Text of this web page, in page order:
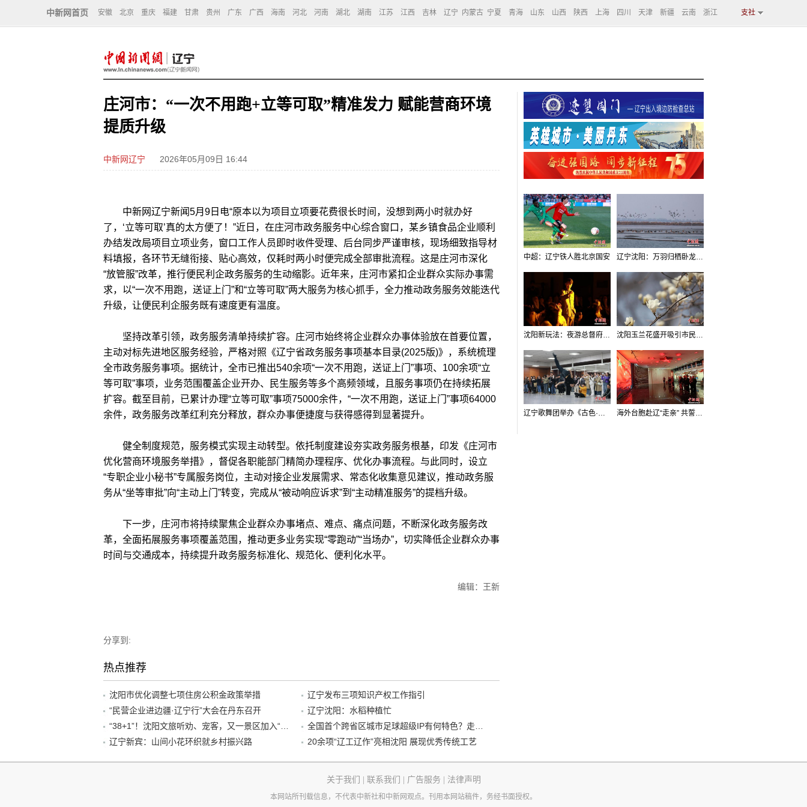
中新网首页 安徽 北京 重庆 福建 甘肃 贵州 广东 广西 海南 河北 河南 湖北 湖南 江苏 江西 吉林 辽宁 内蒙古 宁夏 青海 山东 山西 陕西 上海 四川 天津 新疆 云南 浙江 支社
庄河市：“一次不用跑+立等可取”精准发力 赋能营商环境
提质升级
中新网辽宁 2026年05月09日 16:44
中新网辽宁新闻5月9日电“原本以为项目立项要花费很长时间，没想到两小时就办好
了，‘立等可取’真的太方便了！”近日，在庄河市政务服务中心综合窗口，某乡镇食品企业顺利
办结发改局项目立项业务，窗口工作人员即时收件受理、后台同步严谨审核，现场细致指导材
料填报，各环节无缝衔接、贴心高效，仅耗时两小时便完成全部审批流程。这是庄河市深化
“放管服”改革，推行便民利企政务服务的生动缩影。近年来，庄河市紧扣企业群众实际办事需
求，以“一次不用跑，送证上门”和“立等可取”两大服务为核心抓手，全力推动政务服务效能迭代
升级，让便民利企服务既有速度更有温度。
坚持改革引领，政务服务清单持续扩容。庄河市始终将企业群众办事体验放在首要位置，
主动对标先进地区服务经验，严格对照《辽宁省政务服务事项基本目录(2025版)》，系统梳理
全市政务服务事项。据统计，全市已推出540余项“一次不用跑，送证上门”事项、100余项“立
等可取”事项，业务范围覆盖企业开办、民生服务等多个高频领域，且服务事项仍在持续拓展
扩容。截至目前，已累计办理“立等可取”事项75000余件，“一次不用跑，送证上门”事项64000
余件，政务服务改革红利充分释放，群众办事便捷度与获得感得到显著提升。
健全制度规范，服务模式实现主动转型。依托制度建设夯实政务服务根基，印发《庄河市
优化营商环境服务举措》，督促各职能部门精简办理程序、优化办事流程。与此同时，设立
“专职企业小秘书”专属服务岗位，主动对接企业发展需求、常态化收集意见建议，推动政务服
务从“坐等审批”向“主动上门”转变，完成从“被动响应诉求”到“主动精准服务”的提档升级。
下一步，庄河市将持续聚焦企业群众办事堵点、难点、痛点问题，不断深化政务服务改
革，全面拓展服务事项覆盖范围，推动更多业务实现“零跑动”“当场办”，切实降低企业群众办事
时间与交通成本，持续提升政务服务标准化、规范化、便利化水平。
编辑：王新
分享到:
热点推荐
沈阳市优化调整七项住房公积金政策举措
辽宁发布三项知识产权工作指引
“民营企业进边疆·辽宁行”大会在丹东召开
辽宁沈阳：水稻种植忙
辽宁新宾：山间小花环织就乡村振兴路
20余项“辽工辽作”亮相沈阳 展现优秀传统工艺
中超：辽宁铁人胜北京国安 辽宁沈阳：万羽归栖卧龙湖看群鸟齐飞
沈阳新玩法：夜游总督府，当一回“赴宴者” 沈阳玉兰花盛开吸引市民打卡
辽宁歌舞团举办《古色·国宝辽宁》排练开放日活动 海外台胞赴辽“走亲” 共誓“和平初心”
关于我们 联系我们 广告服务 法律声明
本网站所刊载信息，不代表中新社和中新网观点。刊用本网站稿件，务经书面授权。